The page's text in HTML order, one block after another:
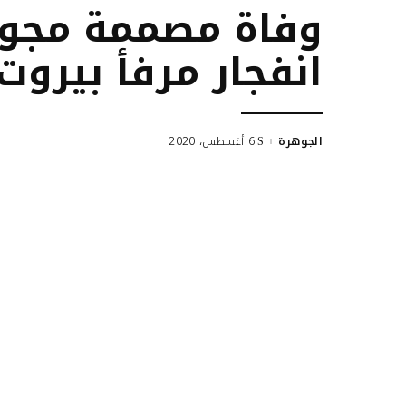
وفاة مصممة
انفجار مرفأ
Posted
الجوهرة 6 أغسطس، 2020